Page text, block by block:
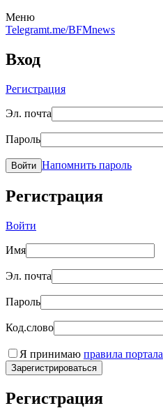
Меню
Telegramt.me/BFMnews
Вход
Регистрация
Эл. почта
Пароль
Войти Напомнить пароль
Регистрация
Войти
Имя
Эл. почта
Пароль
Код.слово
Я принимаю правила портала
Зарегистрироваться
Регистрация